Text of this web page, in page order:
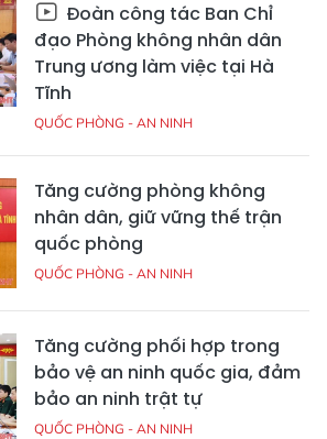
Đoàn công tác Ban Chỉ
đạo Phòng không nhân dân
Trung ương làm việc tại Hà
Tĩnh
QUỐC PHÒNG - AN NINH
Tăng cường phòng không
nhân dân, giữ vững thế trận
quốc phòng
QUỐC PHÒNG - AN NINH
Tăng cường phối hợp trong
bảo vệ an ninh quốc gia, đảm
bảo an ninh trật tự
QUỐC PHÒNG - AN NINH